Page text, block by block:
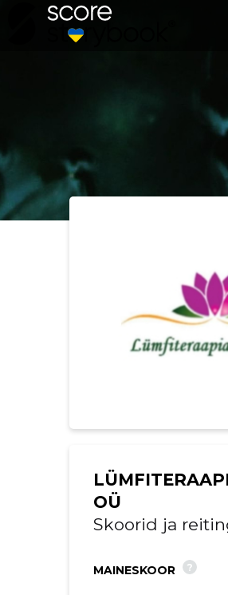
OÜ
Skoorid ja
MAINESKOOR ?